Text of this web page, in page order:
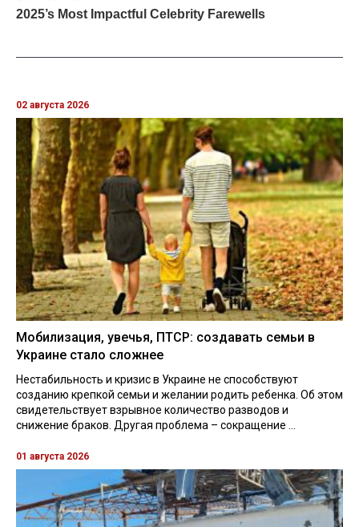
02 августа 2026
Мобилизация, увечья, ПТСР: создавать семьи в
Украине стало сложнее
Нестабильность и кризис в Украине не способствуют
созданию крепкой семьи и желании родить ребенка. Об этом
свидетельствует взрывное количество разводов и
снижение браков. Другая проблема – сокращение ...
01 августа 2026